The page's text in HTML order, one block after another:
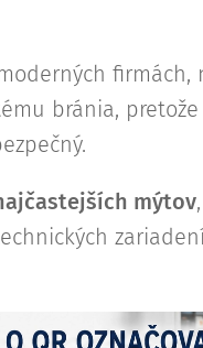
bránia,
mýtov